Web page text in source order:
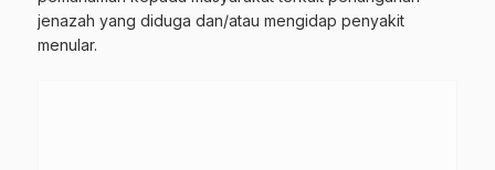
jenazah yang diduga dan/atau mengidap penyakit
menular.